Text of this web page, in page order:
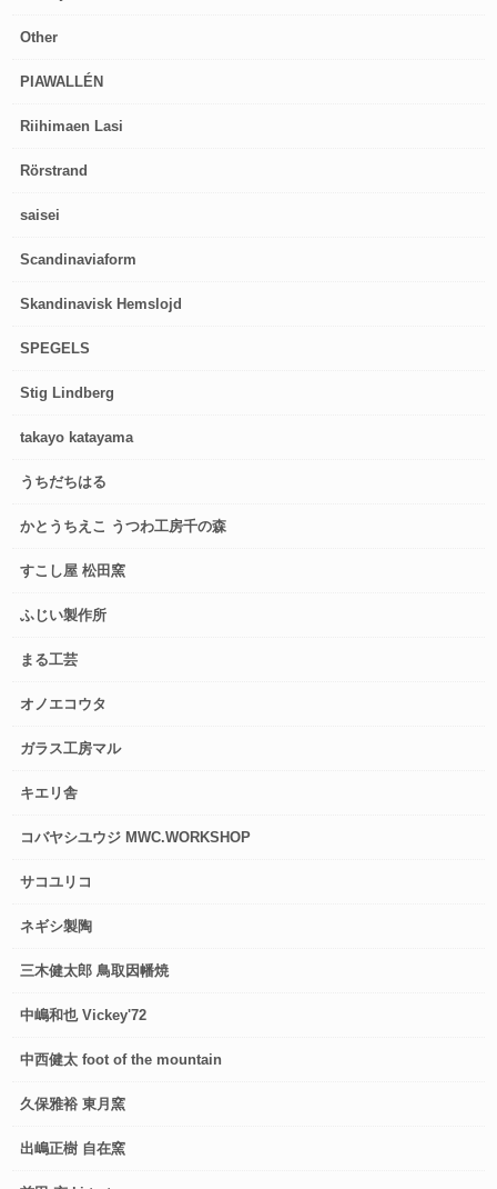
Other
PIAWALLÉN
Riihimaen Lasi
Rörstrand
saisei
Scandinaviaform
Skandinavisk Hemslojd
SPEGELS
Stig Lindberg
takayo katayama
うちだちはる
かとうちえこ うつわ工房千の森
すこし屋 松田窯
ふじい製作所
まる工芸
オノエコウタ
ガラス工房マル
キエリ舎
コバヤシユウジ MWC.WORKSHOP
サコユリコ
ネギシ製陶
三木健太郎 鳥取因幡焼
中嶋和也 Vickey'72
中西健太 foot of the mountain
久保雅裕 東月窯
出嶋正樹 自在窯